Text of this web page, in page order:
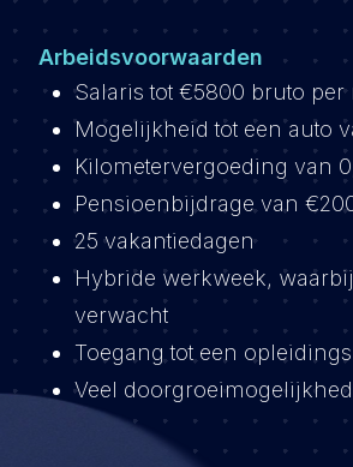
Arbeidsvoorwaarden
Salaris tot €5800 bruto per
Mogelijkheid tot een auto
Kilometervergoeding van
Pensioenbijdrage van
25 vakantiedagen
Hybride werkweek,
verwacht
Toegang tot een
Veel